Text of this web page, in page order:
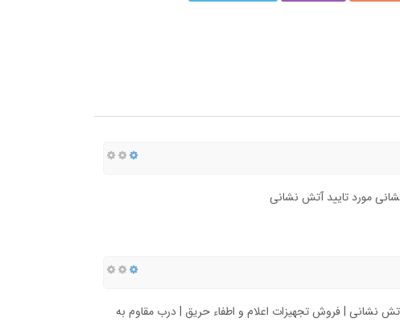
نشانی | فروش تجهیزات اعلام و اطفاء حریق | درب مقاوم به